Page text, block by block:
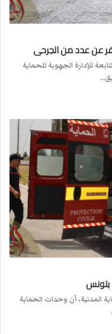
عن عدد من الجرحى
للإدارة الجهوية للحماية
المدنية، أن وحدات الحماية